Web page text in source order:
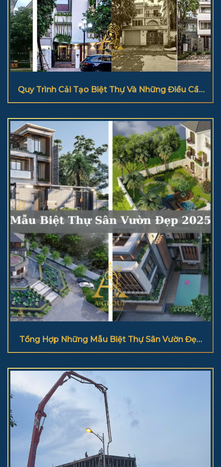
Quy Trình Cải Tạo Biệt Thự Và Những Điều Cần
Tổng Hợp Những Mẫu Biệt Thự Sân Vườn Đẹp